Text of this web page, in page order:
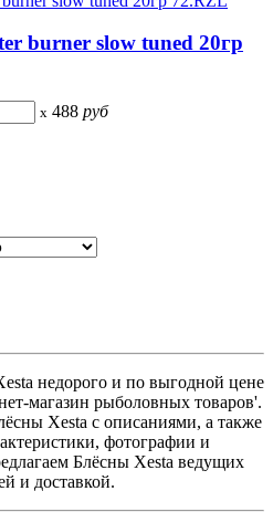
burner slow tuned 20гр
x 488 руб
недорого и по выгодной цене
магазин рыболовных товаров'.
Xesta с описаниями, а также
фотографии и
Блёсны Xesta ведущих
и доставкой.